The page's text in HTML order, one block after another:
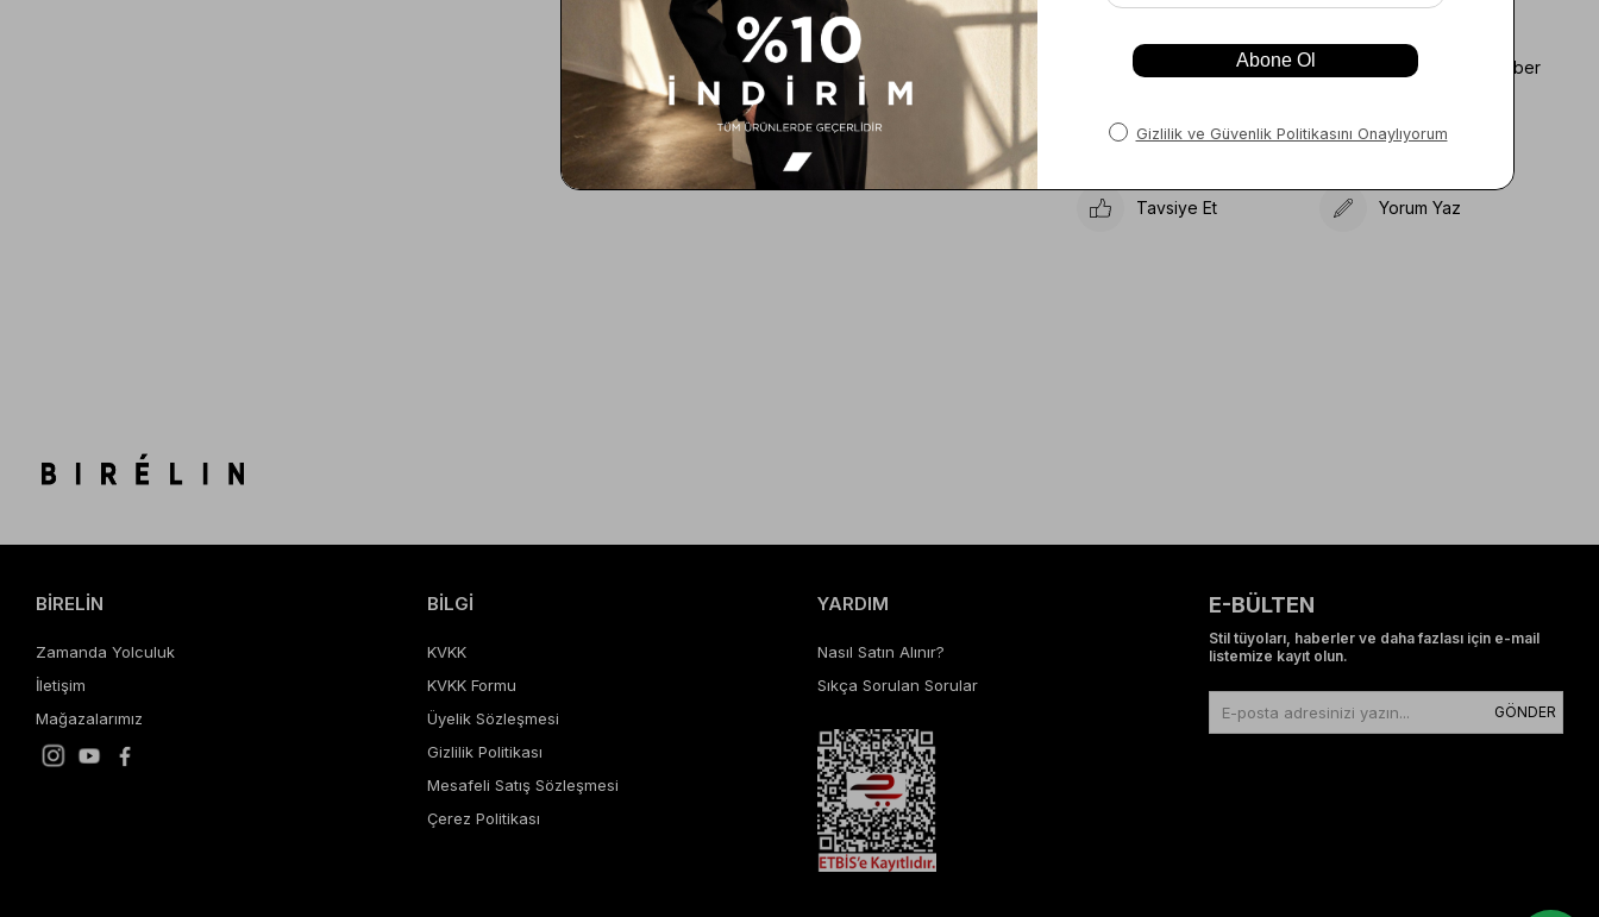
Favorilere Ekle Koleksiyona Ekle
Karşılaştır
Fiyat Düşünce Haber
Gelince Haber Ver
Tavsiye Et Yorum Yaz
BİRELİN
Zamanda Yolculuk
İletişim
Mağazalarımız
BİLGİ
KVKK
KVKK Formu
Üyelik Sözleşmesi
Gizlilik Politikası
Mesafeli Satış Sözleşmesi
Çerez Politikası
YARDIM
Nasıl Satın Alınır?
Sıkça Sorulan Sorular
E-BÜLTEN
Stil tüyoları, haberler ve daha fazlası için e-mail
listemize kayıt olun.
GÖNDER